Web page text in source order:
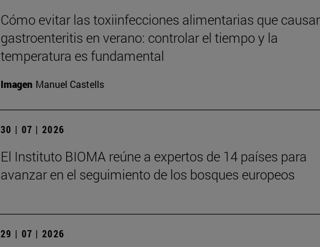
Cómo evitar las toxiinfecciones alimentarias que
gastroenteritis en verano: controlar el tiempo y la
temperatura es fundamental
Imagen Manuel Castells
30 | 07 | 2026
El Instituto BIOMA reúne a expertos de 14 países para
avanzar en el seguimiento de los bosques europeos
29 | 07 | 2026